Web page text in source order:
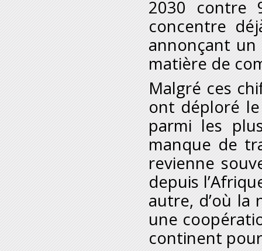
2030 contre
concentre
annonçant
matière de
Malgré ces
ont déploré
parmi les
manque de
revienne
depuis
autre, d’où la
une
continent